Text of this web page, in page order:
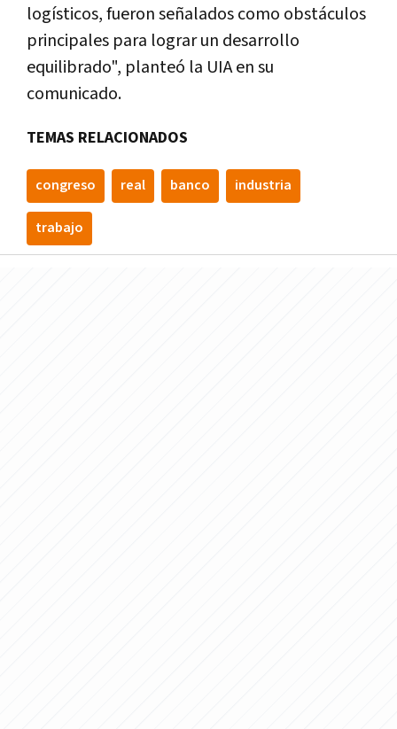
logísticos, fueron señalados como obstáculos
principales para lograr un desarrollo
equilibrado", planteó la UIA en su
comunicado.
TEMAS RELACIONADOS
congreso real banco industria
trabajo